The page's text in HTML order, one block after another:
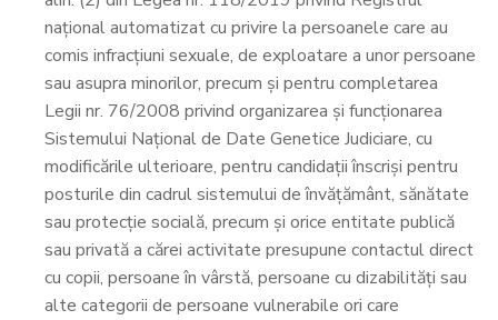
naţional automatizat cu privire la persoanele care au
comis infracţiuni sexuale, de exploatare a unor persoane
sau asupra minorilor, precum şi pentru completarea
Legii nr. 76/2008 privind organizarea şi funcţionarea
Sistemului Naţional de Date Genetice Judiciare, cu
modificările ulterioare, pentru candidaţii înscrişi pentru
posturile din cadrul sistemului de învăţământ, sănătate
sau protecţie socială, precum şi orice entitate publică
sau privată a cărei activitate presupune contactul direct
cu copii, persoane în vârstă, persoane cu dizabilităţi sau
alte categorii de persoane vulnerabile ori care